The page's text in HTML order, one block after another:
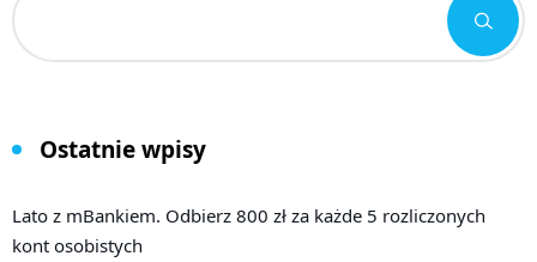
Ostatnie wpisy
Lato z mBankiem. Odbierz 800 zł za każde 5 rozliczonych
kont osobistych